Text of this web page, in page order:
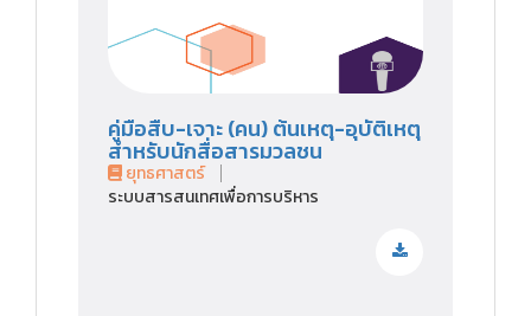
คู่มือสืบ-เจาะ (คน) ต้นเหตุ-อุบัติเหตุ
สำหรับนักสื่อสารมวลชน
ยุทธศาสตร์
ระบบสารสนเทศเพื่อการบริหาร